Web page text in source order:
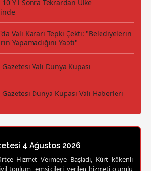
Yıl Sonra Tekrardan Ülke
Vali Kararı Tepki Çekti: "Belediyelerin
Yapamadığını Yaptı"
Vali Dünya Kupası
Dünya Kupası Vali Haberleri
4 Ağustos 2026
Hizmet Vermeye Başladı, Kürt kökenli
toplum temsilcileri, verilen hizmeti olumlu